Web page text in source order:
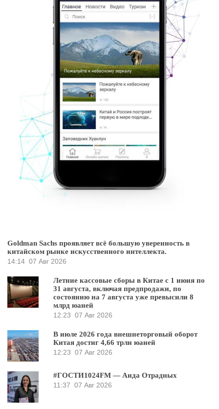
Goldman Sachs проявляет всё большую уверенность в
китайском рынке искусственного интеллекта.
14:14 07 Авг 2026
Летние кассовые сборы в Китае с 1 июня по
31 августа, включая предпродажи, по
состоянию на 7 августа уже превысили 8
млрд юаней
12:23 07 Авг 2026
В июле 2026 года внешнеторговый оборот
Китая достиг 4,66 трлн юаней
12:23 07 Авг 2026
#ГОСТИ1024FM — Аида Отрадных
11:37 07 Авг 2026